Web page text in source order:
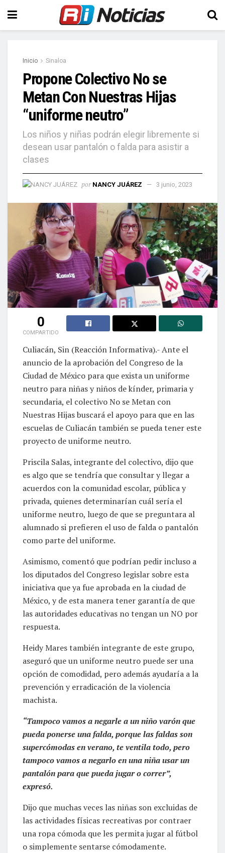
Inicio Sinaloa
Propone Colectivo No se
Metan Con Nuestras Hijas
“uniforme neutro”
Los niños y niñas podrán elegir libremente si
desean usar pantalón o falda para asistir a
clases
por NANCY JUÁREZ 3 junio, 2023
0
COMPARTIDO
Culiacán, Sin (Reacción Informativa).- Ante el
anuncio de la aprobación del Congreso de la
Ciudad de México para que exista un uniforme
neutro para niñas y niños de kínder, primaria y
secundaria, el colectivo No se Metan con
Nuestras Hijas buscará el apoyo para que en las
escuelas de Culiacán también se pueda tener este
proyecto de uniforme neutro.
Priscila Salas, integrante del colectivo, dijo que
es algo que se tendría que consultar y llegar a
acuerdos con la comunidad escolar, pública y
privada, quienes determinarían cuál sería el
uniforme neutro, luego de que se preguntara al
alumnado si prefieren el uso de falda o pantalón
como parte del uniforme.
Asimismo, comentó que podrían pedir incluso a
los diputados del Congreso legislar sobre esta
iniciativa que ya fue aprobada en la ciudad de
México, y de esta manera tener garantía de que
las autoridades educativas no tengan un NO por
respuesta.
Heidy Mares también integrante de este grupo,
aseguró que un uniforme neutro puede ser una
opción de comodidad, pero además ayudaría a la
prevención y erradicación de la violencia
machista.
“Tampoco vamos a negarle a un niño varón que
pueda ponerse una falda, porque las faldas son
supercómodas en verano, te ventila todo, pero
tampoco vamos a negarlo en una niña usar un
pantalón para que pueda jugar o correr”,
expresó.
Dijo que muchas veces las niñas son excluidas de
las actividades físicas recreativas por contraer
una ropa cómoda que les permita jugar al fútbol
o simplemente sentarse cómodamente.